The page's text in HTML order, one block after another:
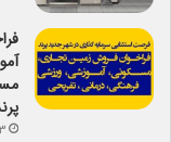
۲۳